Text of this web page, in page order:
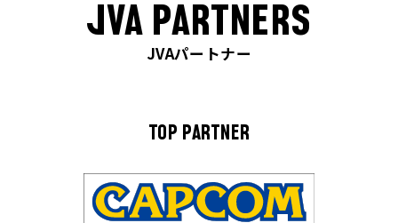
JVA PARTNERS
JVAパートナー
TOP PARTNER